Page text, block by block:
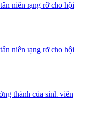
niên rạng rỡ cho hội
niên rạng rỡ cho hội
thành của sinh viên